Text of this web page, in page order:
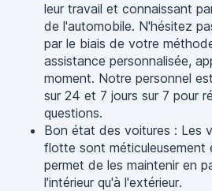
leur travail et connaissant
de l'automobile. N'hésitez
par le biais de votre
assistance personnalisée,
moment. Notre personnel
sur 24 et 7 jours sur 7 pour
questions.
Bon état des voitures : Les
flotte sont méticuleusement
permet de les maintenir en
l'intérieur qu'à l'extérieur.